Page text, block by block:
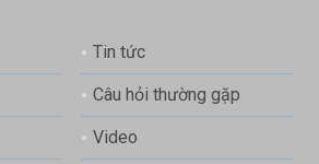
Tin tức
Câu hỏi thường gặp
Video